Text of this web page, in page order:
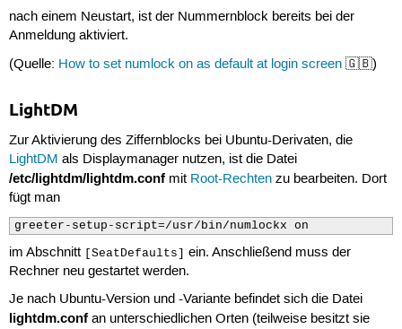
nach einem Neustart, ist der Nummernblock bereits bei der
Anmeldung aktiviert.
(Quelle: How to set numlock on as default at login screen🇬🇧)
LightDM
Zur Aktivierung des Ziffernblocks bei Ubuntu-Derivaten, die
LightDM als Displaymanager nutzen, ist die Datei
/etc/lightdm/lightdm.confmit Root-Rechtenzu bearbeiten. Dort
fügt man
greeter-setup-script=/usr/bin/numlockx on
im Abschnitt [SeatDefaults]
ein. Anschließend muss der
Rechner neu gestartet werden.
Je nach Ubuntu-Version und -Variante befindet sich die Datei
lightdm.confan unterschiedlichen Orten (teilweise besitzt sie